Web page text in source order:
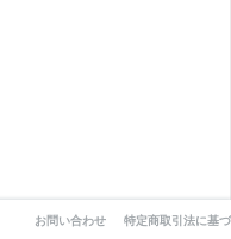
お問い合わせ 特定商取引法に基